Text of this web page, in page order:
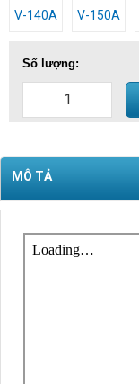
V-140A V-150A
Số lượng:
MÔ TẢ